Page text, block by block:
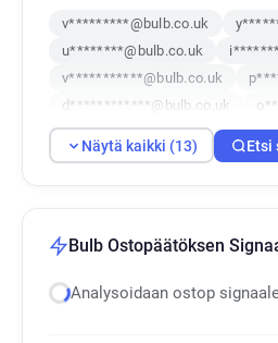
v*********@bulb.co.uk
u********@bulb.co.uk
v***********@bulb.co.uk
d************@bulb.co.uk
h***********@bulb.co.uk
w********@bulb.co.uk
Näytä kaikki (13) Etsi
Bulb Ostopäätöksen
Analysoidaan ostop